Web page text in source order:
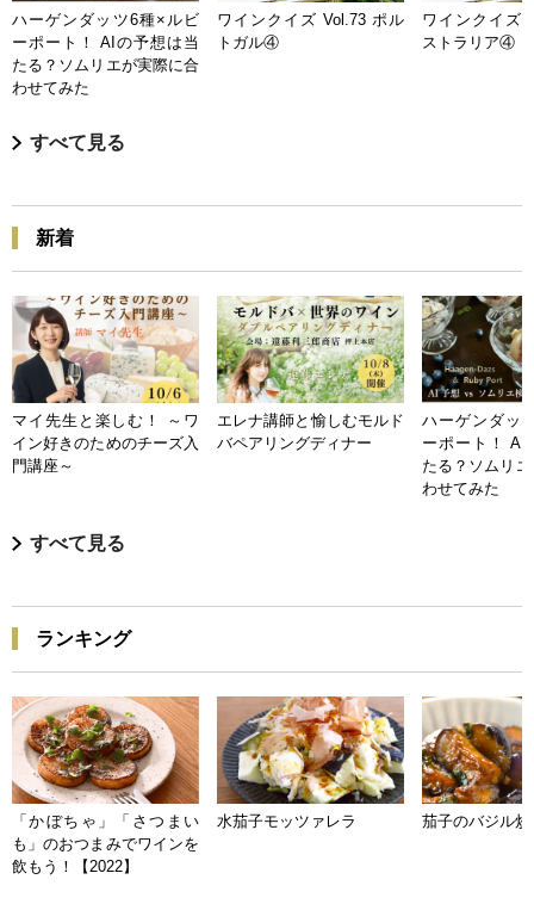
ハーゲンダッツ6種×ルビ
ーポート！ AIの予想は当
たる？ソムリエが実際に合
わせてみた
ワインクイズ Vol.73 ポル
トガル④
ワインクイズ
ストラリア④
すべて見る
新着
マイ先生と楽しむ！ ～ワ
イン好きのためのチーズ入
門講座～
エレナ講師と愉しむモルド
バペアリングディナー
ハーゲンダッ
ーポート！ AI
たる？ソムリ
わせてみた
すべて見る
ランキング
「かぼちゃ」「さつまい
も」のおつまみでワインを
飲もう！【2022】
水茄子モッツァレラ 茄子のバジル炒